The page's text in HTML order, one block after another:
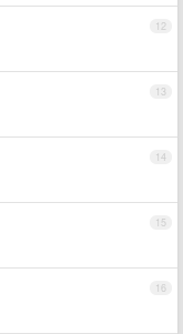
12
13
14
15
16